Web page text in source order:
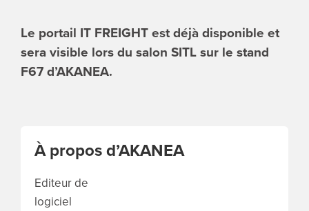
Le portail IT FREIGHT est déjà disponible et
sera visible lors du salon SITL sur le stand
F67 d’AKANEA.
À propos d’AKANEA
Editeur de
logiciel